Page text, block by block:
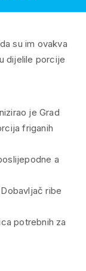
su im ovakva
dijelile porcije
je Grad
friganih
a
ribe
potrebnih za